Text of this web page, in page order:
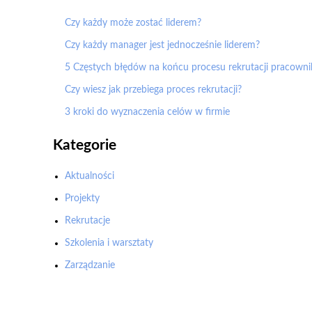
Czy każdy może zostać liderem?
Czy każdy manager jest jednocześnie liderem?
5 Częstych błędów na końcu procesu rekrutacji
Czy wiesz jak przebiega proces rekrutacji?
3 kroki do wyznaczenia celów w firmie
Kategorie
Aktualności
Projekty
Rekrutacje
Szkolenia i warsztaty
Zarządzanie